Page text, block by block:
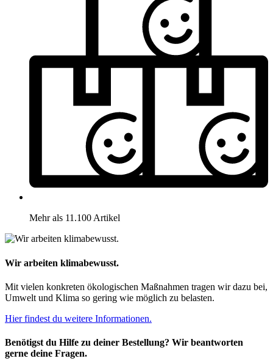
Mehr als 11.100 Artikel
Wir arbeiten klimabewusst.
Mit vielen konkreten ökologischen Maßnahmen tragen wir dazu bei,
Umwelt und Klima so gering wie möglich zu belasten.
Hier findest du weitere Informationen.
Benötigst du Hilfe zu deiner Bestellung? Wir beantworten
gerne deine Fragen.